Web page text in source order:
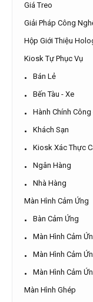
Giá Treo
Giải Pháp Công
Hộp Giới Thiệu
Kiosk Tự Phục Vụ
Bán Lẻ
Bến Tàu - Xe
Hành Chính Công
Khách Sạn
Kiosk Xác Thực
Ngân Hàng
Nhà Hàng
Màn Hình Cảm Ứng
Bàn Cảm Ứng
Màn Hình Cảm
Màn Hình Cảm
Màn Hình Cảm
Màn Hình Ghép